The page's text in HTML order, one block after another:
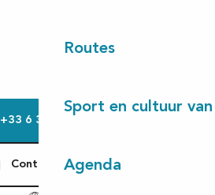
Routes
Sport en cultuur
Agenda
+33 6 30 36 64
Contacteer ons